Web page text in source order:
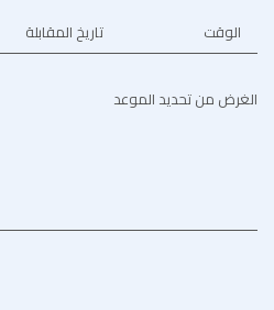
تاريخ المقابلة الوقت
الغرض من تحديد الموعد